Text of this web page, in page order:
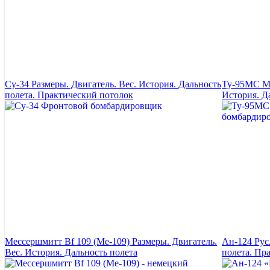
Су-34 Размеры. Двигатель. Вес. История. Дальность
полета. Практический потолок
Ту-95МС
История.
Мессершмитт Bf 109 (Ме-109) Размеры. Двигатель.
Вес. История. Дальность полета
Ан-124
полета.